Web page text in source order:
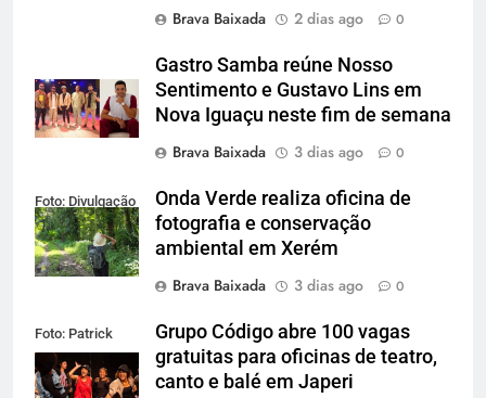
Brava Baixada
2 dias ago 0
Gastro Samba reúne Nosso
Sentimento e Gustavo Lins em
Nova Iguaçu neste fim de semana
Brava Baixada
3 dias ago 0
Foto: Divulgação
Onda Verde realiza oficina de
fotografia e conservação
ambiental em Xerém
Brava Baixada
3 dias ago 0
Foto: Patrick
Lima
Grupo Código abre 100 vagas
gratuitas para oficinas de teatro,
canto e balé em Japeri